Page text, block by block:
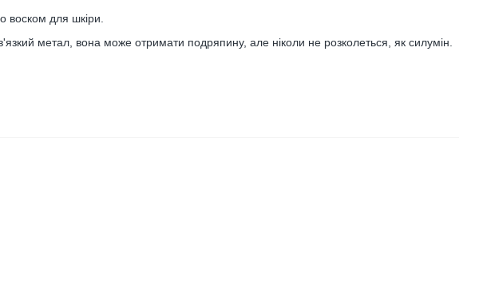
воском для шкіри.
метал, вона може отримати подряпину, але ніколи не розколеться, як силумін.